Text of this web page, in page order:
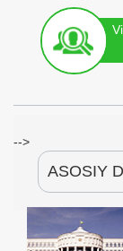
-->
ASOSIY